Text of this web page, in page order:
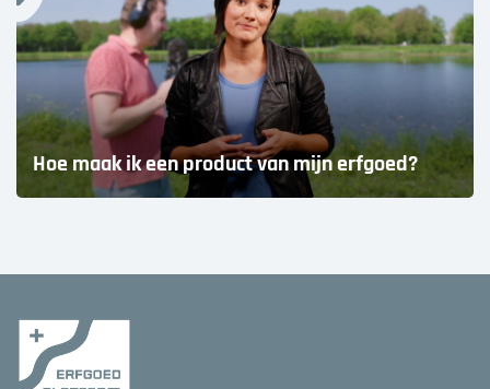
Hoe maak ik een product van mijn erfgoed?